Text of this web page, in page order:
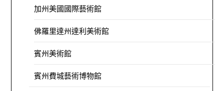
加州美國國際藝術館
佛羅里達州達利美術館
賓州美術館
賓州費城藝術博物館